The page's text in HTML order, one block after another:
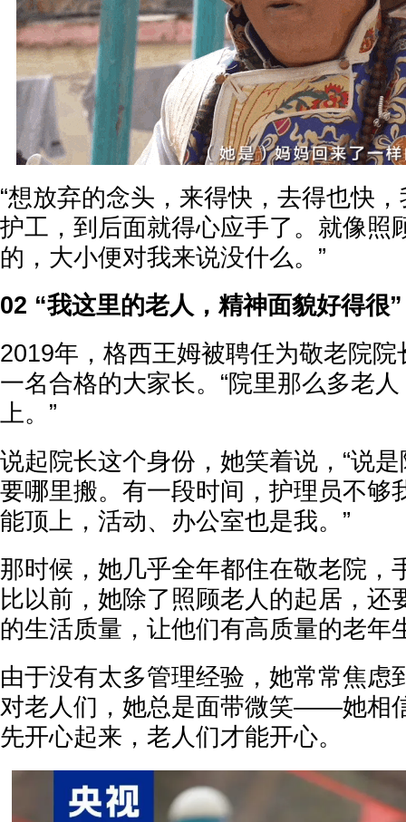
“想放弃的念头，来得快，去得也快
护工，到后面就得心应手了。就像照
的，大小便对我来说没什么。”
02 “我这里的老人，精神面貌好得很”
2019年，格西王姆被聘任为敬老院
一名合格的大家长。“院里那么多老
上。”
说起院长这个身份，她笑着说，“说
要哪里搬。有一段时间，护理员不够
能顶上，活动、办公室也是我。”
那时候，她几乎全年都住在敬老院，
比以前，她除了照顾老人的起居，还
的生活质量，让他们有高质量的老年
由于没有太多管理经验，她常常焦虑
对老人们，她总是面带微笑——她相
先开心起来，老人们才能开心。